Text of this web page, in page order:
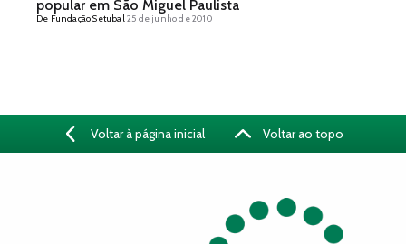
popular em São Miguel Paulista
De Fundação Setubal25 de junho de 2010
Voltar à página inicial Voltar ao topo